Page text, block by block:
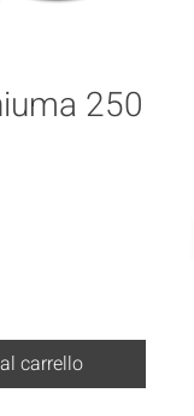
250
carrello